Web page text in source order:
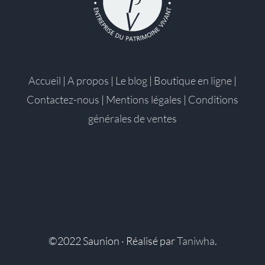
Accueil | A propos | Le blog | Boutique en ligne |
Contactez-nous | Mentions légales | Conditions
générales de ventes
©2022 Saunion · Réalisé parTaniwha.